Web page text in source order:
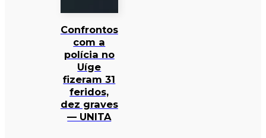
Confrontos
com a
polícia no
Uíge
fizeram 31
feridos,
dez graves
— UNITA